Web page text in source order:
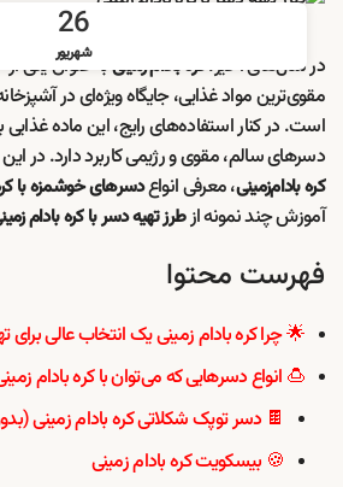
26
شهریور در سال‌های اخیر،کره بادام زمینیبه عنوان یکی
مقوی‌ترین مواد غذایی، جایگاه ویژه‌ای در
است. در کنار استفاده‌های رایج، این ماده
دسرهای سالم، مقوی و رژیمی کاربرد دارد. در
کره بادام‌زمینی، معرفی انواعدسرهای خوشمزه با
آموزش چند نمونه ازطرز تهیه دسر با کره بادام
فهرست محتوا
🌟 چرا کره بادام زمینی یک انتخاب عالی
🍮 انواع دسرهایی که می‌توان با کره بادام
🍫 دسر توپک شکلاتی کره بادام زمینی
🍪 بیسکویت کره بادام زمینی